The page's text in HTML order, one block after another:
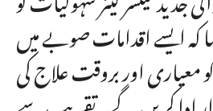
کہ ایسے اقدامات صوبے میں
معیاری اور بروقت علاج کی